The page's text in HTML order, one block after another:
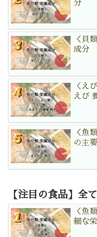
分
＜貝
成分
＜え
えび
＜魚
の主
【注目の食品】全
＜魚
細な